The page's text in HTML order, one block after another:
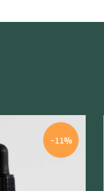
-11%